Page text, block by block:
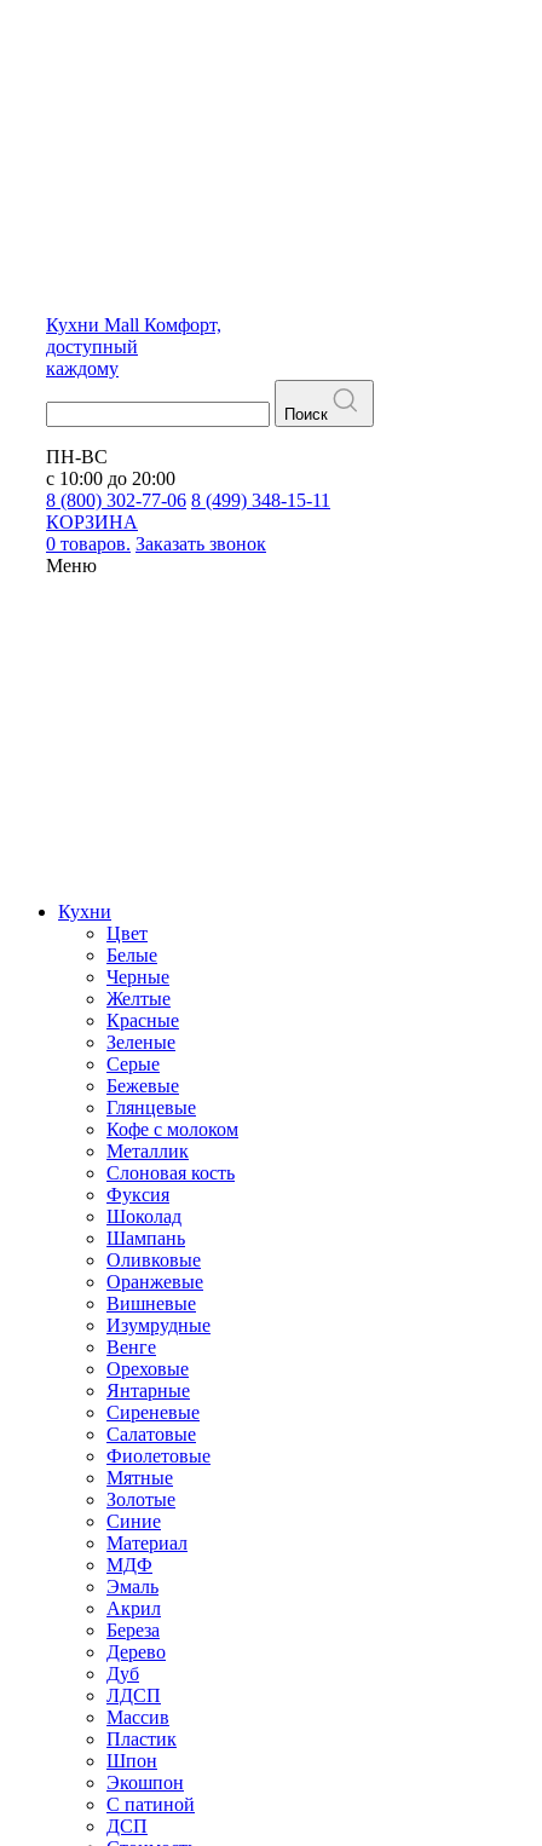
Кухни Mall Комфорт,
доступный
каждому
Поиск
ПН-ВС
с 10:00 до 20:00
8 (800) 302-77-06 8 (499) 348-15-11
КОРЗИНА
0 товаров. Заказать звонок
Меню
Кухни
Цвет
Белые
Черные
Желтые
Красные
Зеленые
Серые
Бежевые
Глянцевые
Кофе с молоком
Металлик
Слоновая кость
Фуксия
Шоколад
Шампань
Оливковые
Оранжевые
Вишневые
Изумрудные
Венге
Ореховые
Янтарные
Сиреневые
Салатовые
Фиолетовые
Мятные
Золотые
Синие
Материал
МДФ
Эмаль
Акрил
Береза
Дерево
Дуб
ЛДСП
Массив
Пластик
Шпон
Экошпон
С патиной
ДСП